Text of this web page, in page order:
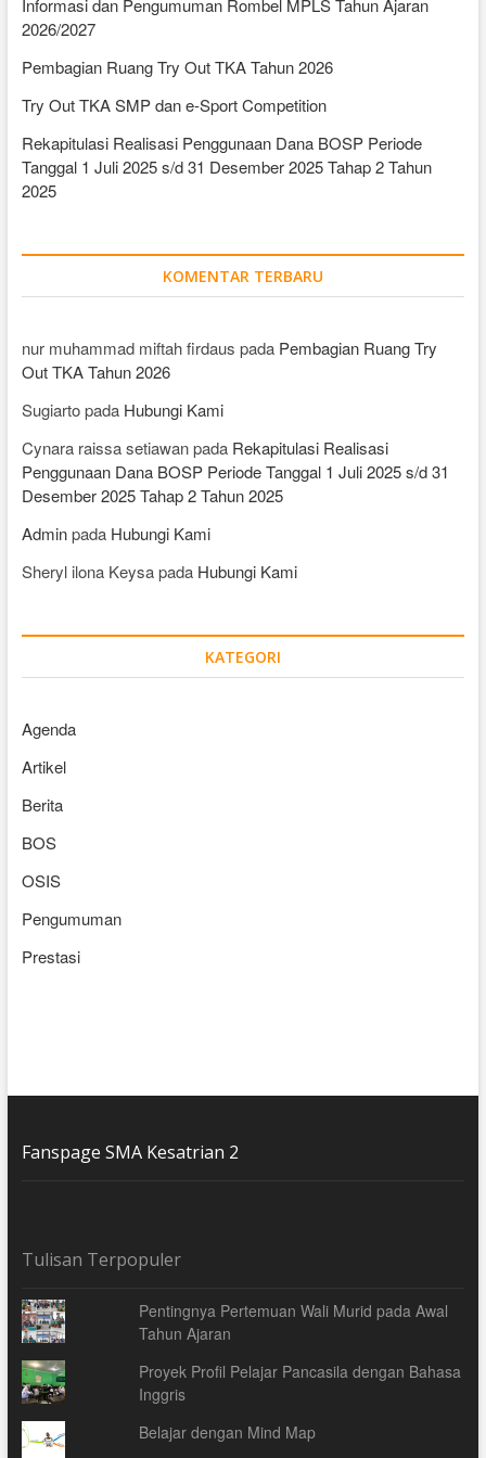
Informasi dan Pengumuman Rombel MPLS Tahun Ajaran
2026/2027
Pembagian Ruang Try Out TKA Tahun 2026
Try Out TKA SMP dan e-Sport Competition
Rekapitulasi Realisasi Penggunaan Dana BOSP Periode
Tanggal 1 Juli 2025 s/d 31 Desember 2025 Tahap 2 Tahun
2025
KOMENTAR TERBARU
nur muhammad miftah firdaus pada Pembagian Ruang Try
Out TKA Tahun 2026
Sugiartopada Hubungi Kami
Cynara raissa setiawanpada Rekapitulasi Realisasi
Penggunaan Dana BOSP Periode Tanggal 1 Juli 2025 s/d 31
Desember 2025 Tahap 2 Tahun 2025
Adminpada Hubungi Kami
Sheryl ilona Keysapada Hubungi Kami
KATEGORI
Agenda
Artikel
Berita
BOS
OSIS
Pengumuman
Prestasi
Fanspage SMA Kesatrian 2
Tulisan Terpopuler
Pentingnya Pertemuan Wali Murid pada Awal
Tahun Ajaran
Proyek Profil Pelajar Pancasila dengan Bahasa
Inggris
Belajar dengan Mind Map